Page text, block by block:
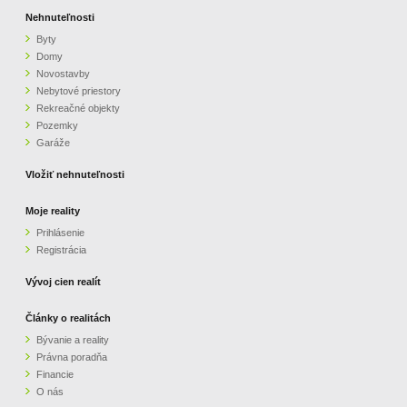
Nehnuteľnosti
Byty
Domy
Novostavby
Nebytové priestory
Rekreačné objekty
Pozemky
Garáže
Vložiť nehnuteľnosti
Moje reality
Prihlásenie
Registrácia
Vývoj cien realít
Články o realitách
Bývanie a reality
Právna poradňa
Financie
O nás